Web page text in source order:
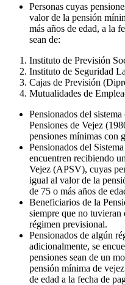
Personas cuyas
valor de la pensión
más años de edad, a la
sean de:
Instituto de Previsión
Instituto de Seguridad
Cajas de Previsión
Mutualidades de
Pensionados del
Pensiones de Vejez
pensiones mínimas con
Pensionados del
encuentren recibiendo
Vejez (APSV), cuyas
igual al valor de la
de 75 o más años de
Beneficiarios de la
siempre que no tuvieran
régimen previsional.
Pensionados de algún
adicionalmente, se
pensiones sean de un
pensión mínima de
de edad a la fecha de